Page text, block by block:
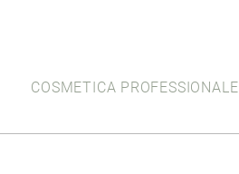
COSMETICA PROFESSIONALE